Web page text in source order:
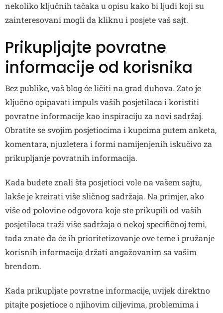
nekoliko ključnih tačaka u opisu kako bi ljudi koji su
zainteresovani mogli da kliknu i posjete vaš sajt.
Prikupljajte povratne
informacije od korisnika
Bez publike, vaš blog će ličiti na grad duhova. Zato je
ključno opipavati impuls vaših posjetilaca i koristiti
povratne informacije kao inspiraciju za novi sadržaj.
Obratite se svojim posjetiocima i kupcima putem anketa,
komentara, njuzletera i formi namijenjenih iskučivo za
prikupljanje povratnih informacija.
Kada budete znali šta posjetioci vole na vašem sajtu,
lakše je kreirati više sličnog sadržaja. Na primjer, ako
više od polovine odgovora koje ste prikupili od vaših
posjetilaca traži više sadržaja o nekoj specifičnoj temi,
tada znate da će ih prioritetizovanje ove teme i pružanje
korisnih informacija držati angažovanim sa vašim
brendom.
Kada prikupljate povratne informacije, uvijek direktno
pitajte posjetioce o njihovim ciljevima, problemima i